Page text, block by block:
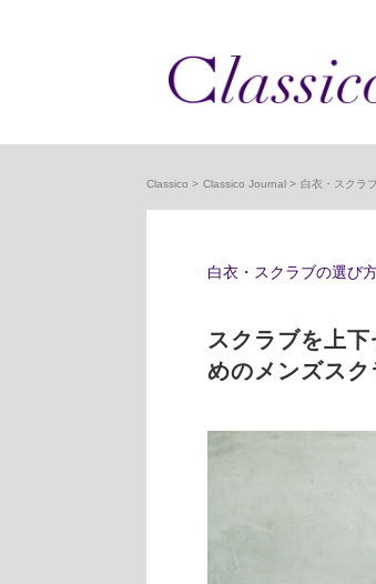
Classico Classico Journal 白衣・スクラ
白衣・スクラブの選び
スクラブを上
めのメンズス